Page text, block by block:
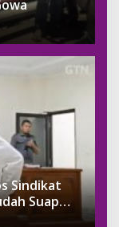
Sindikat
Suap